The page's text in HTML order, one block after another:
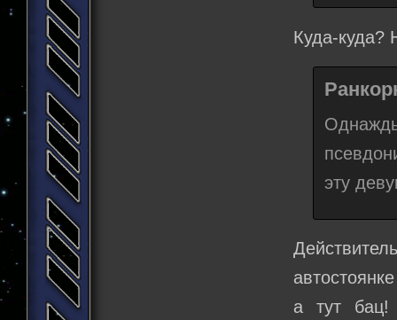
Куда-куда?
эту
а тут бац!